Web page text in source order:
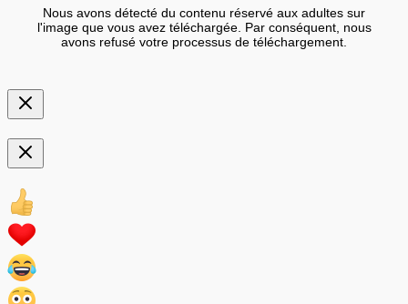
Nous avons détecté du contenu réservé aux adultes sur
l'image que vous avez téléchargée. Par conséquent, nous
avons refusé votre processus de téléchargement.